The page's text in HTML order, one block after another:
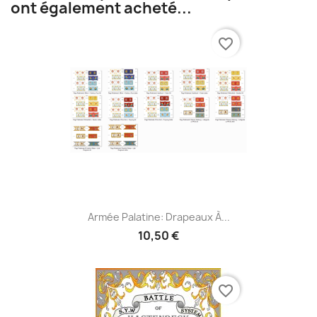
ont également acheté...
Armée Palatine: Drapeaux À...
10,50 €
favorite_border
favorite_border